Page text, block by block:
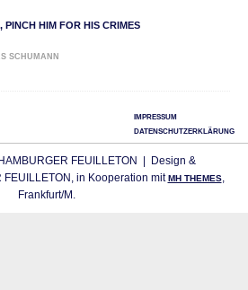
PINCH HIM FOR HIS CRIMES
SCHUMANN
IMPRESSUM
DATENSCHUTZERKLÄRUNG
FEUILLETON | Design &
FEUILLETON, in Kooperation mitMH THEMES,
Frankfurt/M.